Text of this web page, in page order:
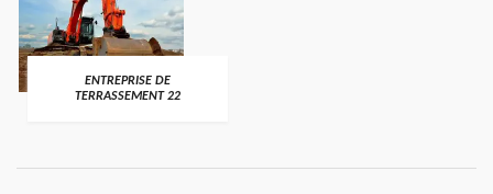
ENTREPRISE DE
TERRASSEMENT 22